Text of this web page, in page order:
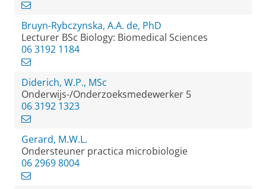
Bruyn-Rybczynska, A.A. de, PhD
Lecturer BSc Biology: Biomedical Sciences
06 3192 1184
Diderich, W.P., MSc
Onderwijs-/Onderzoeksmedewerker 5
06 3192 1323
Gerard, M.W.L.
Ondersteuner practica microbiologie
06 2969 8004